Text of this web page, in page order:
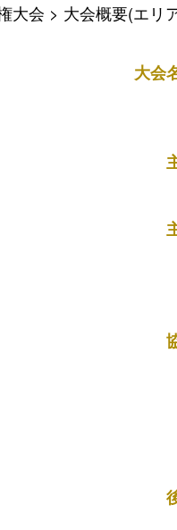
大会 大会概要(エリ
大会